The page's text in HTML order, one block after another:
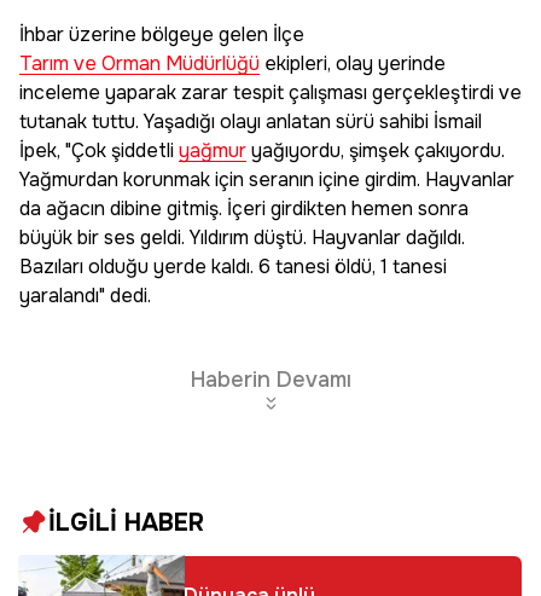
İhbar üzerine bölgeye gelen İlçe
Tarım ve Orman Müdürlüğü ekipleri, olay yerinde
inceleme yaparak zarar tespit çalışması gerçekleştirdi ve
tutanak tuttu. Yaşadığı olayı anlatan sürü sahibi İsmail
İpek, "Çok şiddetliyağmuryağıyordu, şimşek çakıyordu.
Yağmurdan korunmak için seranın içine girdim. Hayvanlar
da ağacın dibine gitmiş. İçeri girdikten hemen sonra
büyük bir ses geldi. Yıldırım düştü. Hayvanlar dağıldı.
Bazıları olduğu yerde kaldı. 6 tanesi öldü, 1 tanesi
yaralandı" dedi.
Haberin Devamı
İLGİLİ HABER